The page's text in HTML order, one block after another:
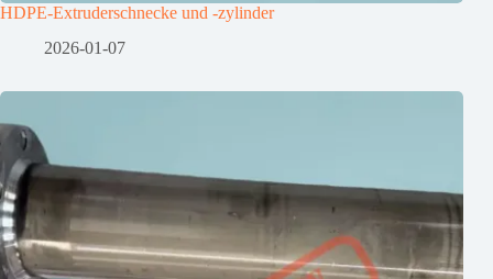
HDPE-Extruderschnecke und -zylinder
2026-01-07